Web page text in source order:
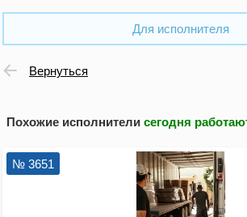
Для исполнителя
Вернуться
Похожие исполнители сегодня
№ 3651